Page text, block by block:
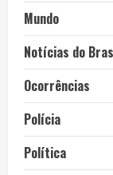
Mundo
Notícias do
Ocorrências
Polícia
Política